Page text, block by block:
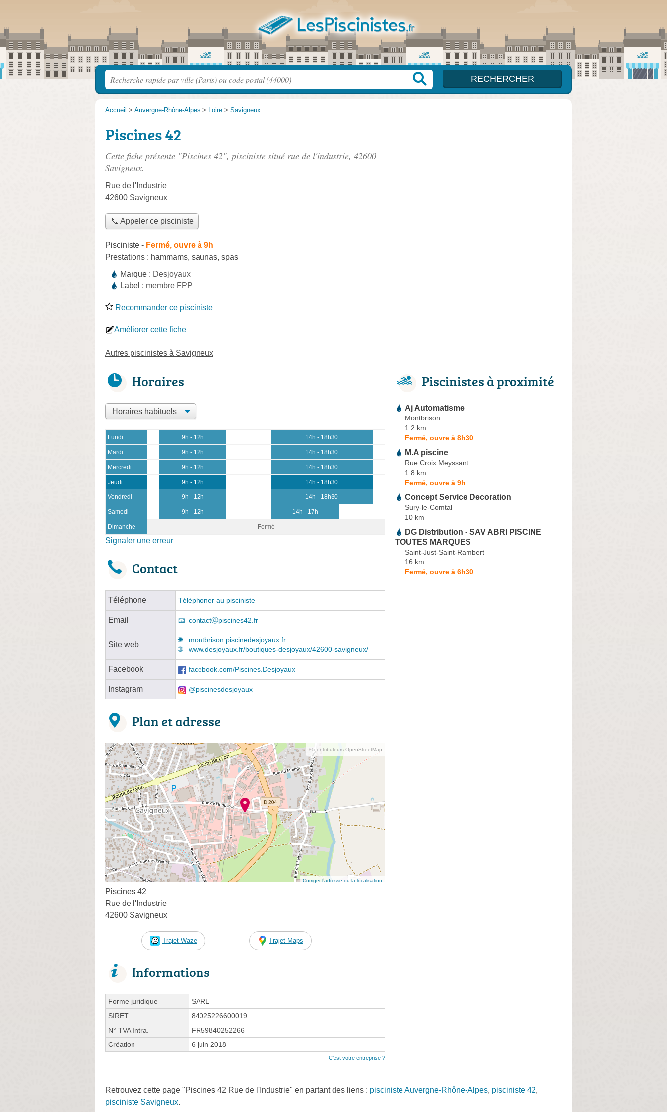
Accueil > Auvergne-Rhône-Alpes > Loire > Savigneux
Piscines 42
Cette fiche présente "Piscines 42", pisciniste situé rue de l'industrie, 42600
Savigneux.
Rue de l'Industrie
42600 Savigneux
📞 Appeler ce pisciniste
Pisciniste - Fermé, ouvre à 9h
Prestations : hammams, saunas, spas
Marque : Desjoyaux
Label : membre FPP
Recommander ce pisciniste
Améliorer cette fiche
Autres piscinistes à Savigneux
Horaires
Lundi 9h - 12h 14h - 18h30
Mardi 9h - 12h 14h - 18h30
Mercredi 9h - 12h 14h - 18h30
Jeudi 9h - 12h 14h - 18h30
Vendredi 9h - 12h 14h - 18h30
Samedi 9h - 12h 14h - 17h
Dimanche Fermé
Signaler une erreur
Contact
Téléphone Téléphoner au pisciniste
Email contactⓐpiscines42.fr
Site web
montbrison.piscinedesjoyaux.fr
www.desjoyaux.fr/boutiques-desjoyaux/42600-savigneux/
Facebook facebook.com/Piscines.Desjoyaux
Instagram @piscinesdesjoyaux
Plan et adresse
© contributeurs OpenStreetMap
Corriger l’adresse ou la localisation
Piscines 42
Rue de l'Industrie
42600 Savigneux
Trajet Waze Trajet Maps
Informations
Forme juridique
SARL
SIRET
84025226600019
N° TVA Intra.
FR59840252266
Création
6 juin 2018
C'est votre entreprise ?
Piscinistes à proximité
Aj Automatisme
Montbrison
1.2 km
Fermé, ouvre à 8h30
M.A piscine
Rue Croix Meyssant
1.8 km
Fermé, ouvre à 9h
Concept Service Decoration
Sury-le-Comtal
10 km
DG Distribution - SAV ABRI PISCINE
TOUTES MARQUES
Saint-Just-Saint-Rambert
16 km
Fermé, ouvre à 6h30
Retrouvez cette page "Piscines 42 Rue de l'Industrie" en partant des liens : pisciniste Auvergne-Rhône-Alpes, pisciniste 42,
pisciniste Savigneux.